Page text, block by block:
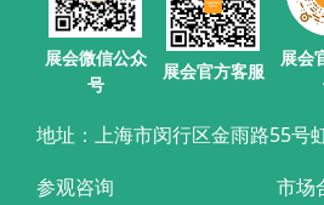
展会微信公众
号
展会官方客服
展会
地址：上海市闵行区金雨路55号
参观咨询
市场